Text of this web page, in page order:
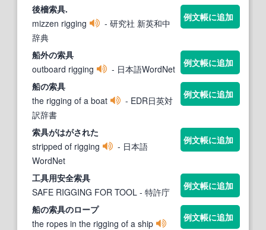
後檣索具.
mizzen rigging
- 研究社 新英和中
辞典
例文帳に追加
船外の索具
outboard rigging
- 日本語WordNet
例文帳に追加
船の索具
the rigging of a boat
- EDR日英対
訳辞書
例文帳に追加
索具がはがされた
stripped of rigging
- 日本語
WordNet
例文帳に追加
工具用安全索具
SAFE RIGGING FOR TOOL - 特許庁
例文帳に追加
船の索具のロープ
the ropes in the rigging of a ship
例文帳に追加